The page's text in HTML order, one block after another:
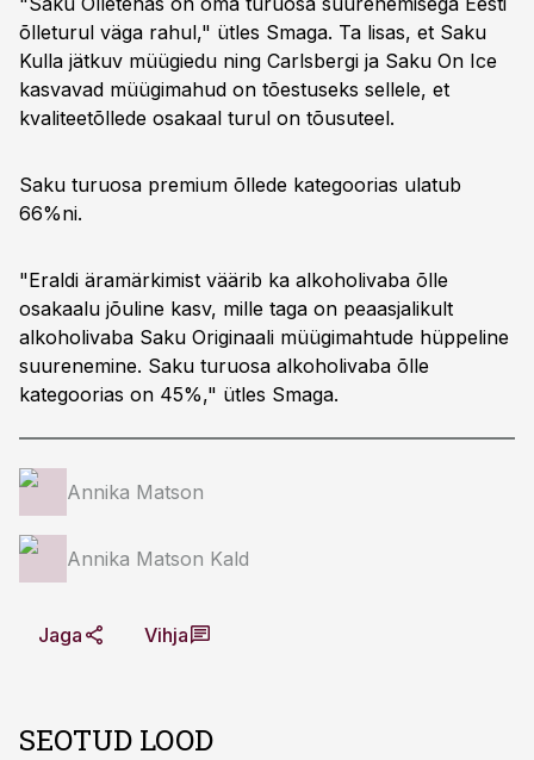
õlleturul väga rahul," ütles Smaga. Ta lisas, et Saku
Kulla jätkuv müügiedu ning Carlsbergi ja Saku On Ice
kasvavad müügimahud on tõestuseks sellele, et
kvaliteetõllede osakaal turul on tõusuteel.
Saku turuosa premium õllede kategoorias ulatub
66%ni.
"Eraldi äramärkimist väärib ka alkoholivaba õlle
osakaalu jõuline kasv, mille taga on peaasjalikult
alkoholivaba Saku Originaali müügimahtude hüppeline
suurenemine. Saku turuosa alkoholivaba õlle
kategoorias on 45%," ütles Smaga.
Annika Matson
Annika Matson Kald
Jaga Vihja
SEOTUD LOOD